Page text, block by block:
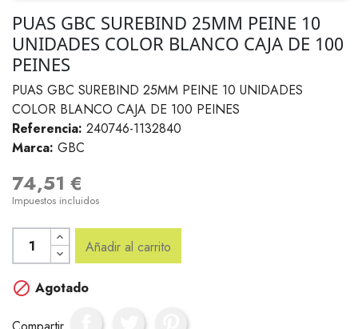
PUAS GBC SUREBIND 25MM PEINE 10
UNIDADES COLOR BLANCO CAJA DE 100
PEINES
PUAS GBC SUREBIND 25MM PEINE 10 UNIDADES
COLOR BLANCO CAJA DE 100 PEINES
Referencia: 240746-1132840
Marca: GBC
74,51 €
Impuestos incluidos
Añadir al carrito
 Agotado